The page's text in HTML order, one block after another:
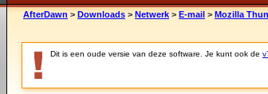
AfterDawn > Downloads > Netwerk > E-mail > Mozilla
Dit is een oude versie van deze software. Je kunt ook de